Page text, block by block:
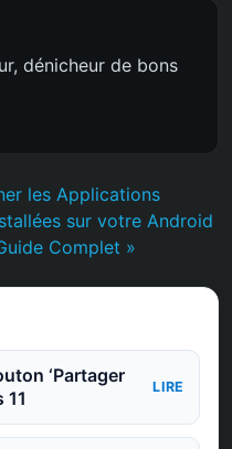
dénicheur de bons
les Applications
sur votre Android
Complet »
‘Partager
11
LIRE